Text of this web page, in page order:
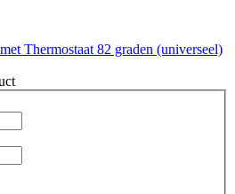
Thermostaat 82 graden (universeel)